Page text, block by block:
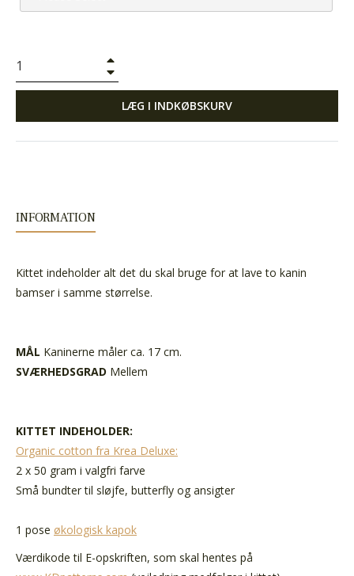
LÆG I INDKØBSKURV
INFORMATION
Kittet indeholder alt det du skal bruge for at lave to kanin
bamser i samme størrelse.
MÅL Kaninerne måler ca. 17 cm.
SVÆRHEDSGRAD Mellem
KITTET INDEHOLDER:
Organic cotton fra Krea Deluxe:
2 x 50 gram i valgfri farve
Små bundter til sløjfe, butterfly og ansigter
1 pose økologisk kapok
Værdikode til E-opskriften, som skal hentes på